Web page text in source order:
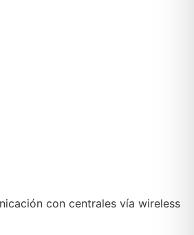
con centrales vía wireless